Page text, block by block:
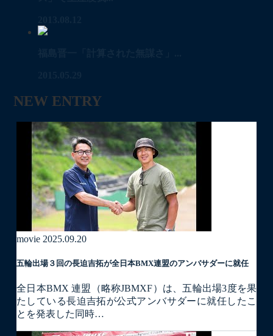
NEW ENTRY
movie 2025.09.20
五輪出場３回の長迫吉拓が全日本BMX連盟のアンバサダーに就任
全日本BMX 連盟（略称JBMXF）は、五輪出場3度を果
たしている長迫吉拓が公式アンバサダーに就任したこ
とを発表した同時…